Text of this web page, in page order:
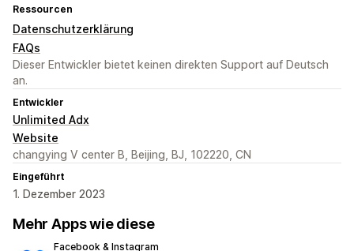
Ressourcen
Datenschutzerklärung
FAQs
Dieser Entwickler bietet keinen direkten Support auf Deutsch
an.
Entwickler
Unlimited Adx
Website
changying V center B, Beijing, BJ, 102220, CN
Eingeführt
1. Dezember 2023
Mehr Apps wie diese
Facebook & Instagram